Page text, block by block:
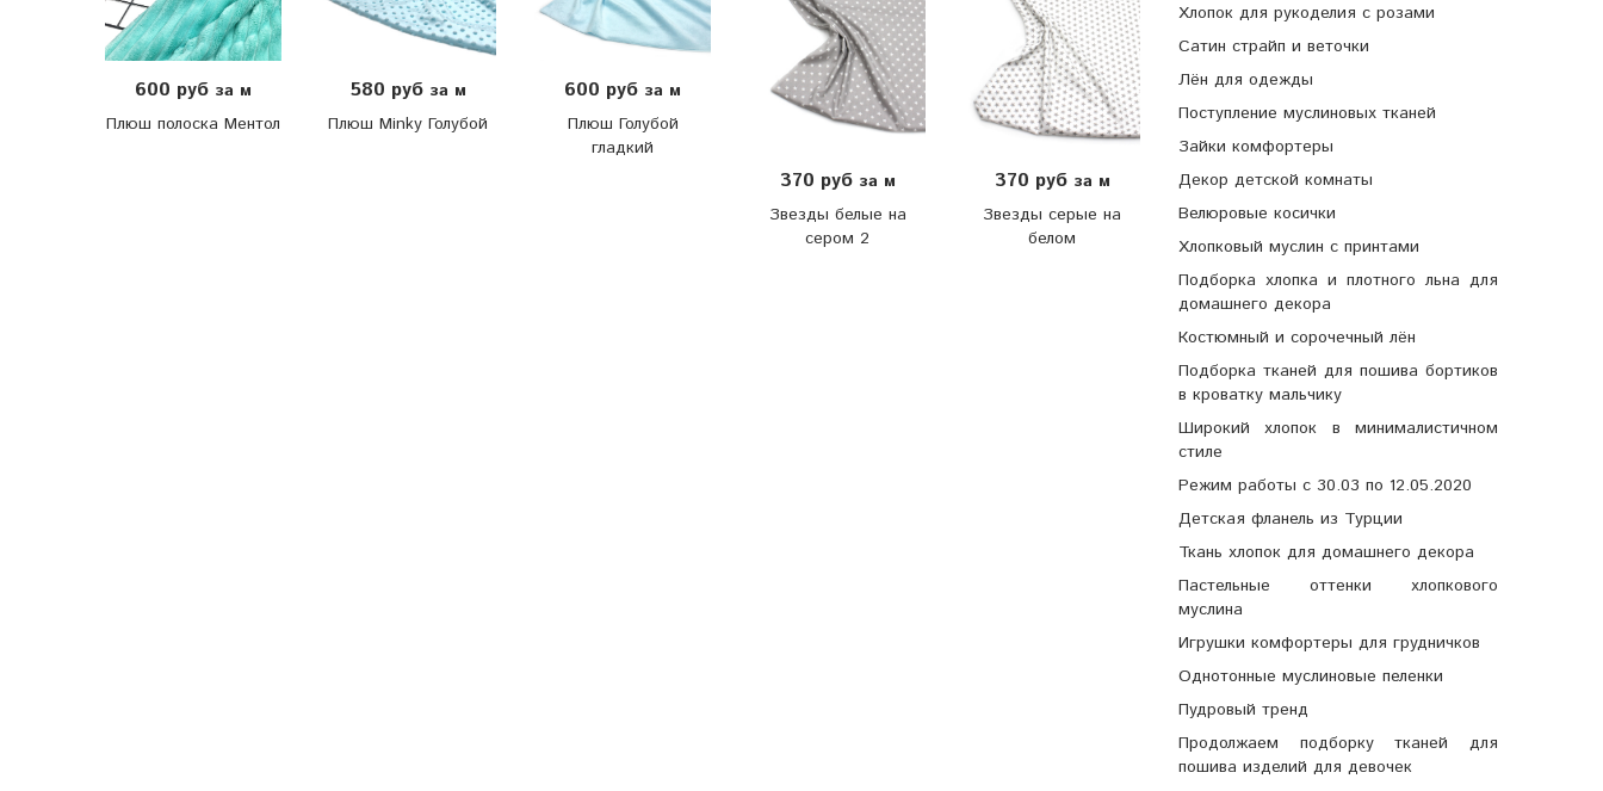
600 руб за м
Плюш полоска Ментол
580 руб за м
Плюш Minky Голубой
600 руб за м
Плюш Голубой
гладкий
370 руб за м
Звезды белые на
сером 2
370 руб за м
Звезды серые на
белом
890 руб
Панель(купон) мишка-
супермен-80*100 см.
Хлопок для рукоделия с розами
Сатин страйп и веточки
Лён для одежды
Поступление муслиновых тканей
Зайки комфортеры
Декор детской комнаты
Велюровые косички
Хлопковый муслин с принтами
Подборка хлопка и плотного льна для
домашнего декора
Костюмный и сорочечный лён
Подборка тканей для пошива бортиков
в кроватку мальчику
Широкий хлопок в минималистичном
стиле
Режим работы с 30.03 по 12.05.2020
Детская фланель из Турции
Ткань хлопок для домашнего декора
Пастельные оттенки хлопкового
муслина
Игрушки комфортеры для грудничков
Однотонные муслиновые пеленки
Пудровый тренд
Продолжаем подборку тканей для
пошива изделий для девочек